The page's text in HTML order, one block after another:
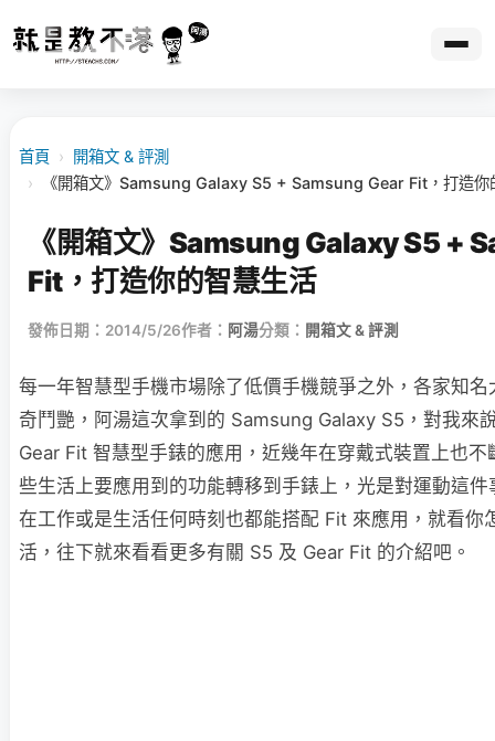
首頁 ›
開箱文 & 評測
›
《開箱文》Samsung Galaxy S5 + Samsung Gear Fit，打造你
《開箱文》Samsung Galaxy S5 +
Fit，打造你的智慧生活
發佈日期：2014/5/26作者： 阿湯分類： 開箱文 & 評測
每一年智慧型手機市場除了低價手機競爭之外，各家知
奇鬥艷，阿湯這次拿到的 Samsung Galaxy S5，對我來
Gear Fit 智慧型手錶的應用，近幾年在穿戴式裝置上也
些生活上要應用到的功能轉移到手錶上，光是對運動這
在工作或是生活任何時刻也都能搭配 Fit 來應用，就看你
活，往下就來看看更多有關 S5 及 Gear Fit 的介紹吧。